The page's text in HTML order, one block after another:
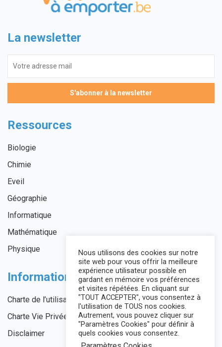
La newsletter
Ressources
Biologie
Chimie
Eveil
Géographie
Informatique
Mathématique
Physique
Informations légales
Charte de l’utilisateur
Charte Vie Privée
Disclaimer
Nous utilisons des cookies sur notre
site web pour vous offrir la meilleure
expérience utilisateur possible en
gardant en mémoire vos préférences
et visites répétées. En cliquant sur
"TOUT ACCEPTER", vous consentez à
l'utilisation de TOUS nos cookies.
Autrement, vous pouvez cliquer sur
"Paramètres Cookies" pour définir à
quels cookies vous consentez.